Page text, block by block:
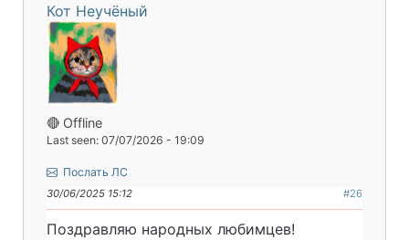
Кот Неучёный
🔴 Offline
Last seen: 07/07/2026 - 19:09
Послать ЛС
30/06/2025 15:12 #26
Поздравляю народных любимцев!